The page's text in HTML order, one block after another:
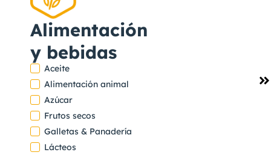
Alimentación
y bebidas
Aceite
Alimentación animal
Azúcar
Frutos secos
Galletas & Panadería
Lácteos